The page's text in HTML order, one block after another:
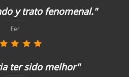
y trato fenomenal."
Fer
ter sido melhor"